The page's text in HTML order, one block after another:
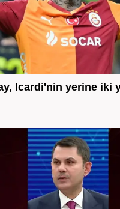
Icardi'nin yerine iki